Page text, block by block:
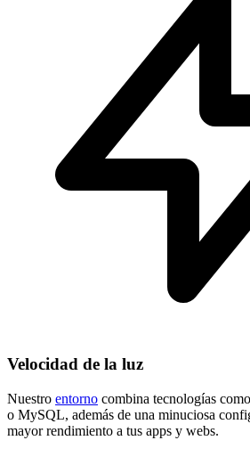
Velocidad de la luz
Nuestro entorno combina tecnologías como
o MySQL, además de una minuciosa
mayor rendimiento a tus apps y webs.